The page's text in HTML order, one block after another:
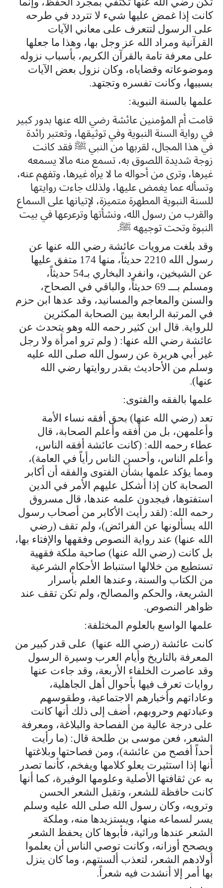
كانت إذا غمض عليها شيء لا تتردد في طرحه
على الرسول لتتعرف على معاني الآيات
القرآنية ومراد الله عز وجل بها، وهذا ما جعلها
على معرفة تامة بالقرآن الكريم، بأسباب نزوله
وموضوعاته وقضاياه، وكان نزول بعض الآيات
بسببها، وكانت تفسره وتجتهد.
علمها بالسنة النبوية:
قامت أم المؤمنين عائشة رضي الله عنها بدور كبير
في رواية السنة النبوية وفي توثيقها، وتعتبر رائدة
في هذا المجال، لقربها من النبي ﷺ فقد كانت
زوجة شديدة اللصوق به، تسمع منه مالا يسمعه
غيرها، وترى من أحواله ما لا يراه غيرها، وتفهم عنه،
وتسأله عما يغمض عليها، ولذلك جاءت روايتها
للسنة النبوية المطهرة متميزة، لإتيانها على السماع
والقرب من رسول الله، ونشأتها وترعرعها في بيت
النبوة وتحت توجيهه ﷺ.
وقد بلغت مرويات عائشة رضي الله عنها عن
رسول الله 2210 حديثاً، منها 174 متفق عليها
عن الشيخين، وانفرد البخاري بـ54 حديثاً،
ومسلم بـــ 69 حديثاً، والباقي في الصحاح،
والسنن والمعاجم والمسانيد، وقد عدها ابن حزم
في المرتبة الرابعة بين الصحابة المكثرين
للرواية. قال ابن كثير رحمه الله وهو يتحدث عن
عائشة رضي الله عنها: ( ولم ترو امرأة ولا رجل
غير أبي هريرة عن رسول الله صلى الله عليه
وسلم من الأحاديث بقدر روايتها رضي الله
عنها).
علمها بالفقه والفتوى:
تعد (رضي الله عنها) بحق أفقه نساء الأمة
وأعلمهن، بل من أفقه وأعلم الصحابة، قال
عطاء رحمه الله: (كانت عائشة أفقه الناس،
وأعلم الناس، وأحسن الناس رأياً في العامة)،
ومما يؤكد علمها بشأن الفتوى والفقه أن أكابر
الصحابة كان إذا أشكل عليهم الأمر في الدين
استفتوها، فيجدون علمه عندها، قال مسروق
رحمه الله: (لقد رأيت الأكابر من أصحاب رسول
الله يسألونها عن الفرائض)، ولم تقف (رضي
الله عنها) عند رواية النصوص وفقهها والإفتاء بها،
بل كانت (رضي الله عنها) صاحبة ملكة فقهية
تستطيع من خلالها استنباط الأحكام الشرعية
من الكتاب والسنة، وعندها العلم بأسرار
الشريعة، والحكم والمصالح، ولم تكن تقف عند
ظواهر النصوص.
علمها الواسع بالعلوم المختلفة:
كانت عائشة (رضي الله عنها) على قدر كبير من
المعرفة بالتاريخ وأيام العرب وسيرة الرسول
وقد عاصرت الخلفاء الأربعة، وقد جاءت عنها
روايات تعرف فيها بأحوال أهل الجاهلية،
وعاداتهم وأخبارهم الاجتماعية، وطقوسهم
وعبادتهم وحروبهم، أضف إلى ذلك أنها كانت
على درجة عالية من الفصاحة والبلاغة، ومعرفة
الشعر، فعن موسى بن طلحة قال: (ما رأيت
أحداً أفصح من عائشة)، ومن فصاحتها وبلاغتها
أنها إذا استثيرت يعلو كلامها ويفخم، كأنما تصدر
به عن ثقافتها الأصلية وعلومها الوفيرة، كما أنها
كانت حافظة للشعر، وتقبل الشعر الحسن
وترويه، وكان رسول الله صلى الله عليه وسلم
يسر لسماعه منها، ويستزيدها منه، وملكة
الشعر عندها وراثية، فأبوها كان يحفظ الشعر
ويصحح أوزانه، وكانت توصي الناس أن يعلموا
أولادهم الشعر، لتعذب ألسنتهم، وما كان ينزل
بها أمر إلا أنشدت فيه شعراً.